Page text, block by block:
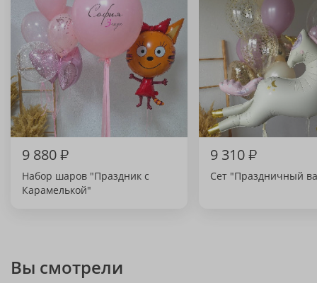
9 880₽
Набор шаров "Праздник с
Карамелькой"
9 310₽
Сет "Праздничный
Вы смотрели